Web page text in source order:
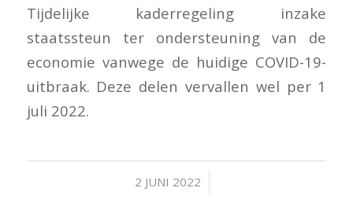
Tijdelijke kaderregeling inzake
staatssteun ter ondersteuning van de
economie vanwege de huidige COVID-19-
uitbraak. Deze delen vervallen wel per 1
juli 2022.
2 JUNI 2022
/